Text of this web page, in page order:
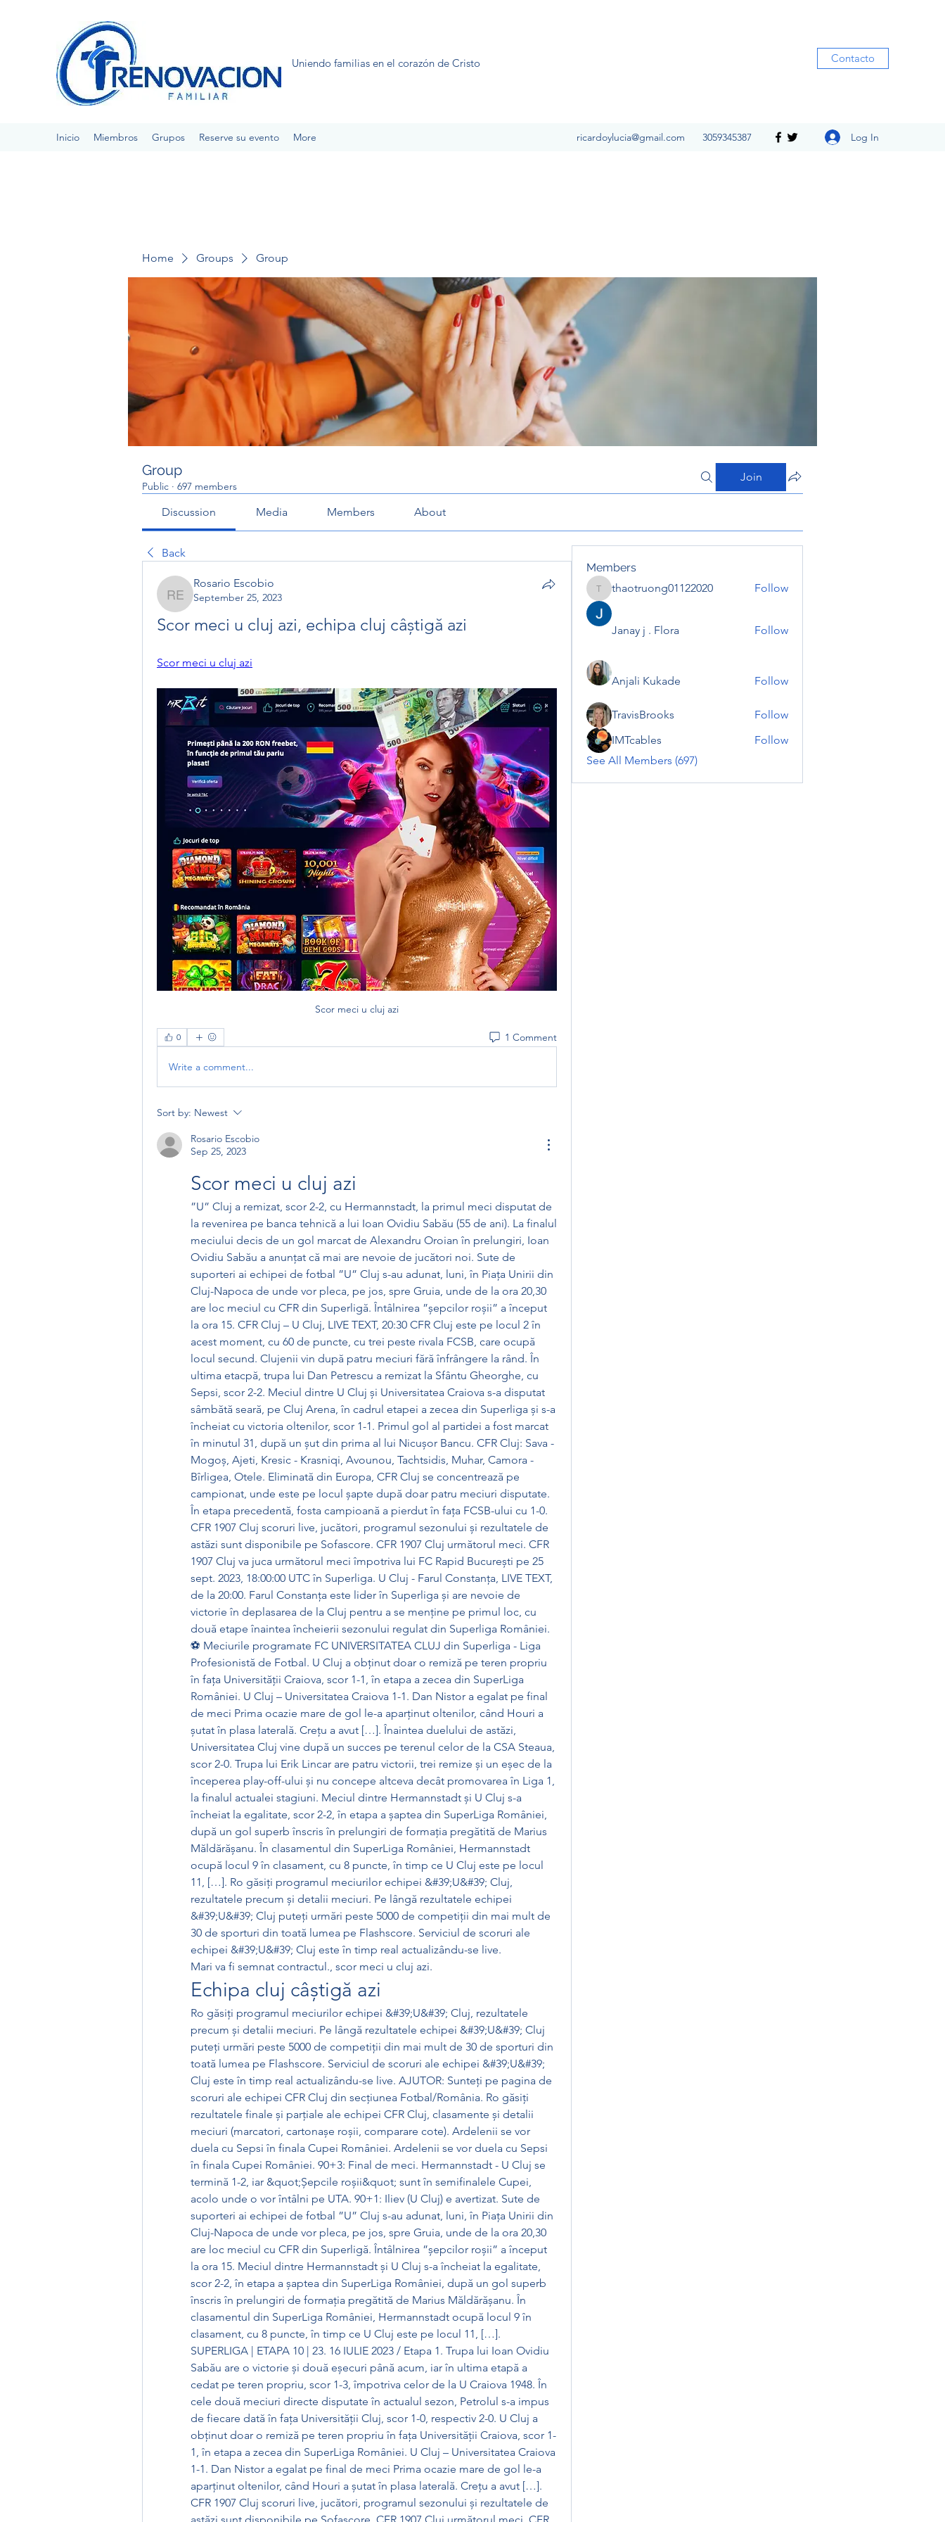
Uniendo familias en el corazón de Cristo Contacto
Inicio Miembros Grupos Reserve su evento More ricardoylucia@gmail.com 3059345387 Log In
Home Groups Group
Group
Public · 697 members
Join
Discussion Media Members About
Back
Rosario Escobio
Rosario Escobio
September 25, 2023
Scor meci u cluj azi, echipa cluj câștigă azi
Scor meci u cluj azi
Scor meci u cluj azi
0 1 Comment
Write a comment...
Sort by: Newest
Rosario Escobio
Sep 25, 2023
Scor meci u cluj azi
”U” Cluj a remizat, scor 2-2, cu Hermannstadt, la primul meci disputat de
la revenirea pe banca tehnică a lui Ioan Ovidiu Sabău (55 de ani). La finalul
meciului decis de un gol marcat de Alexandru Oroian în prelungiri, Ioan
Ovidiu Sabău a anunțat că mai are nevoie de jucători noi. Sute de
suporteri ai echipei de fotbal ”U” Cluj s-au adunat, luni, în Piața Unirii din
Cluj-Napoca de unde vor pleca, pe jos, spre Gruia, unde de la ora 20,30
are loc meciul cu CFR din Superligă. Întâlnirea ”șepcilor roșii” a început
la ora 15. CFR Cluj – U Cluj, LIVE TEXT, 20:30 CFR Cluj este pe locul 2 în
acest moment, cu 60 de puncte, cu trei peste rivala FCSB, care ocupă
locul secund. Clujenii vin după patru meciuri fără înfrângere la rând. În
ultima etacpă, trupa lui Dan Petrescu a remizat la Sfântu Gheorghe, cu
Sepsi, scor 2-2. Meciul dintre U Cluj și Universitatea Craiova s-a disputat
sâmbătă seară, pe Cluj Arena, în cadrul etapei a zecea din Superliga și s-a
încheiat cu victoria oltenilor, scor 1-1. Primul gol al partidei a fost marcat
în minutul 31, după un șut din prima al lui Nicușor Bancu. CFR Cluj: Sava -
Mogoș, Ajeti, Kresic - Krasniqi, Avounou, Tachtsidis, Muhar, Camora -
Bîrligea, Otele. Eliminată din Europa, CFR Cluj se concentrează pe
campionat, unde este pe locul șapte după doar patru meciuri disputate.
În etapa precedentă, fosta campioană a pierdut în fața FCSB-ului cu 1-0.
CFR 1907 Cluj scoruri live, jucători, programul sezonului și rezultatele de
astăzi sunt disponibile pe Sofascore. CFR 1907 Cluj următorul meci. CFR
1907 Cluj va juca următorul meci împotriva lui FC Rapid București pe 25
sept. 2023, 18:00:00 UTC în Superliga. U Cluj - Farul Constanța, LIVE TEXT,
de la 20:00. Farul Constanța este lider în Superliga și are nevoie de
victorie în deplasarea de la Cluj pentru a se menține pe primul loc, cu
două etape înaintea încheierii sezonului regulat din Superliga României.
⚽ Meciurile programate FC UNIVERSITATEA CLUJ din Superliga - Liga
Profesionistă de Fotbal. U Cluj a obținut doar o remiză pe teren propriu
în fața Universității Craiova, scor 1-1, în etapa a zecea din SuperLiga
României. U Cluj – Universitatea Craiova 1-1. Dan Nistor a egalat pe final
de meci Prima ocazie mare de gol le-a aparținut oltenilor, când Houri a
șutat în plasa laterală. Crețu a avut […]. Înaintea duelului de astăzi,
Universitatea Cluj vine după un succes pe terenul celor de la CSA Steaua,
scor 2-0. Trupa lui Erik Lincar are patru victorii, trei remize și un eșec de la
începerea play-off-ului și nu concepe altceva decât promovarea în Liga 1,
la finalul actualei stagiuni. Meciul dintre Hermannstadt și U Cluj s-a
încheiat la egalitate, scor 2-2, în etapa a șaptea din SuperLiga României,
după un gol superb înscris în prelungiri de formația pregătită de Marius
Măldărășanu. În clasamentul din SuperLiga României, Hermannstadt
ocupă locul 9 în clasament, cu 8 puncte, în timp ce U Cluj este pe locul
11, […]. Ro găsiți programul meciurilor echipei &#39;U&#39; Cluj,
rezultatele precum și detalii meciuri. Pe lângă rezultatele echipei
&#39;U&#39; Cluj puteți urmări peste 5000 de competiții din mai mult de
30 de sporturi din toată lumea pe Flashscore. Serviciul de scoruri ale
echipei &#39;U&#39; Cluj este în timp real actualizându-se live.
Mari va fi semnat contractul., scor meci u cluj azi.
Echipa cluj câștigă azi
Ro găsiți programul meciurilor echipei &#39;U&#39; Cluj, rezultatele
precum și detalii meciuri. Pe lângă rezultatele echipei &#39;U&#39; Cluj
puteți urmări peste 5000 de competiții din mai mult de 30 de sporturi din
toată lumea pe Flashscore. Serviciul de scoruri ale echipei &#39;U&#39;
Cluj este în timp real actualizându-se live. AJUTOR: Sunteți pe pagina de
scoruri ale echipei CFR Cluj din secțiunea Fotbal/România. Ro găsiți
rezultatele finale și parțiale ale echipei CFR Cluj, clasamente și detalii
meciuri (marcatori, cartonașe roșii, comparare cote). Ardelenii se vor
duela cu Sepsi în finala Cupei României. Ardelenii se vor duela cu Sepsi
în finala Cupei României. 90+3: Final de meci. Hermannstadt - U Cluj se
termină 1-2, iar &quot;Șepcile roșii&quot; sunt în semifinalele Cupei,
acolo unde o vor întâlni pe UTA. 90+1: Iliev (U Cluj) e avertizat. Sute de
suporteri ai echipei de fotbal ”U” Cluj s-au adunat, luni, în Piața Unirii din
Cluj-Napoca de unde vor pleca, pe jos, spre Gruia, unde de la ora 20,30
are loc meciul cu CFR din Superligă. Întâlnirea ”șepcilor roșii” a început
la ora 15. Meciul dintre Hermannstadt și U Cluj s-a încheiat la egalitate,
scor 2-2, în etapa a șaptea din SuperLiga României, după un gol superb
înscris în prelungiri de formația pregătită de Marius Măldărășanu. În
clasamentul din SuperLiga României, Hermannstadt ocupă locul 9 în
clasament, cu 8 puncte, în timp ce U Cluj este pe locul 11, […].
SUPERLIGA | ETAPA 10 | 23. 16 IULIE 2023 / Etapa 1. Trupa lui Ioan Ovidiu
Sabău are o victorie și două eșecuri până acum, iar în ultima etapă a
cedat pe teren propriu, scor 1-3, împotriva celor de la U Craiova 1948. În
cele două meciuri directe disputate în actualul sezon, Petrolul s-a impus
de fiecare dată în fața Universității Cluj, scor 1-0, respectiv 2-0. U Cluj a
obținut doar o remiză pe teren propriu în fața Universității Craiova, scor 1-
1, în etapa a zecea din SuperLiga României. U Cluj – Universitatea Craiova
1-1. Dan Nistor a egalat pe final de meci Prima ocazie mare de gol le-a
aparținut oltenilor, când Houri a șutat în plasa laterală. Crețu a avut […].
CFR 1907 Cluj scoruri live, jucători, programul sezonului și rezultatele de
Members
thaotruong01122020
thaotruong01122020 Follow
Janay j . Flora Follow
Anjali Kukade Follow
TravisBrooks
Follow
IMTcables
Follow
See All Members (697)